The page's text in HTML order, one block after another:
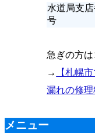
水道局支
号
急ぎの方は
→
【札幌
漏れの修
メニュー